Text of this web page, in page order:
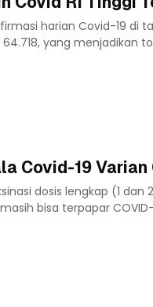
harian Covid-19
yang menjadikan
Covid-19 Varian
dosis lengkap (1
bisa terpapar